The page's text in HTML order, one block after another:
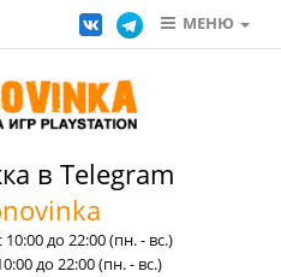
МЕНЮ
в Telegram
до 22:00 (пн. - вс.)
до 22:00 (пн. - вс.)